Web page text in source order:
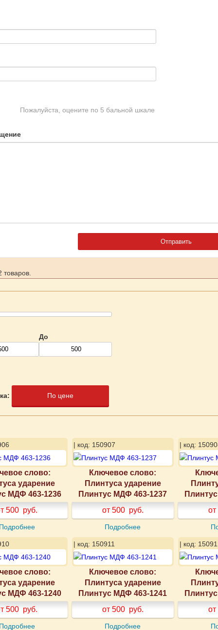
Пожалуйста, оцените по 5 бальной шкале
До
По цене
слово:
ударение
МДФ 463-1236
500 руб.
| код: 150907
Ключевое слово:
Плинтуса ударение
Плинтус МДФ 463-1237
от 500 руб.
Подробнее
| код:
от
слово:
ударение
МДФ 463-1240
500 руб.
| код: 150911
Ключевое слово:
Плинтуса ударение
Плинтус МДФ 463-1241
от 500 руб.
Подробнее
| код:
от